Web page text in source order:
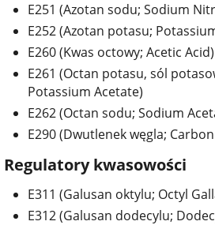
E251 (Azotan sodu; Sodium
E252 (Azotan potasu;
E260 (Kwas octowy; Acetic Acid)
E261 (Octan potasu, sól
Potassium Acetate)
E262 (Octan sodu; Sodium
E290 (Dwutlenek węgla;
Regulatory kwasowości
E311 (Galusan oktylu; Octyl
E312 (Galusan dodecylu;